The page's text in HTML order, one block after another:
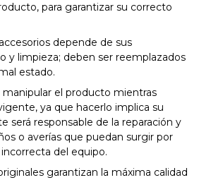
para garantizar su correcto
depende de sus
y limpieza; deben ser reemplazados
estado.
manipular el producto mientras
ya que hacerlo implica su
será responsable de la reparación y
o averías que puedan surgir por
del equipo.
garantizan la máxima calidad